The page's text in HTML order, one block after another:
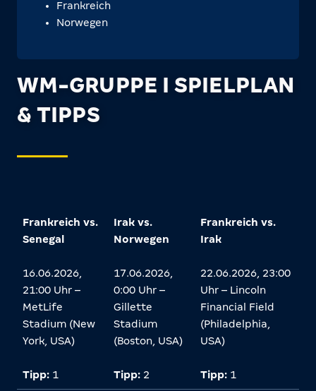
Frankreich
Norwegen
WM-GRUPPE I SPIELPLAN
& TIPPS
Frankreich vs.
Senegal
16.06.2026,
21:00 Uhr –
MetLife
Stadium (New
York, USA)
Tipp: 1
Irak vs.
Norwegen
17.06.2026,
0:00 Uhr –
Gillette
Stadium
(Boston, USA)
Tipp: 2
Frankreich vs.
Irak
22.06.2026, 23:00
Uhr – Lincoln
Financial Field
(Philadelphia,
USA)
Tipp: 1